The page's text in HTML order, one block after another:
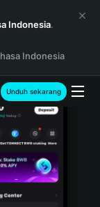
Indonesia.
Indonesia
Unduh sekarang